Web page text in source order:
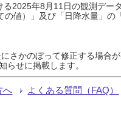
2025年8月11日の観測デ
の値）」及び「日降水量」
さかのぼって修正する場合
らせに掲載します。
へ よくある質問（FAQ）